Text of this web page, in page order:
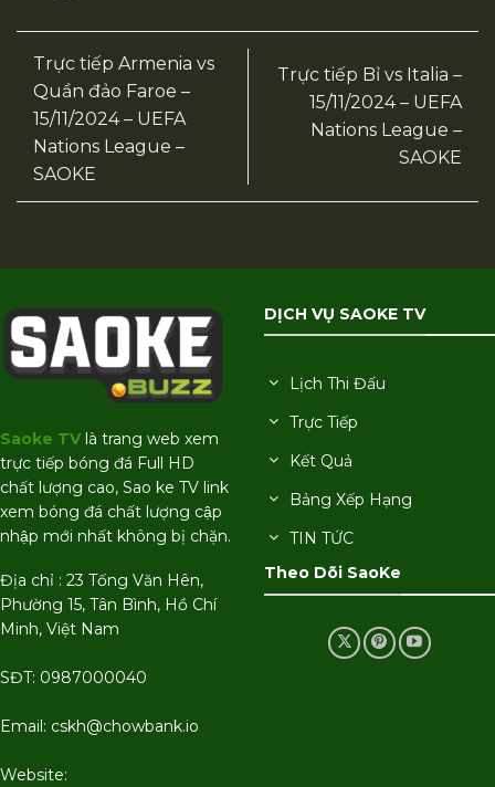
Trực tiếp Armenia vs
Quần đảo Faroe –
15/11/2024 – UEFA
Nations League –
SAOKE
Trực tiếp Bỉ vs Italia –
15/11/2024 – UEFA
Nations League –
SAOKE
Saoke TVlà trang web xem
trực tiếp bóng đá Full HD
chất lượng cao, Sao ke TV link
xem bóng đá chất lượng cập
nhập mới nhất không bị chặn.
Địa chỉ : 23 Tống Văn Hên,
Phường 15, Tân Bình, Hồ Chí
Minh, Việt Nam
SĐT: 0987000040
Email: cskh@chowbank.io
Website:
DỊCH VỤ SAOKE TV
Lịch Thi Đấu
Trực Tiếp
Kết Quả
Bảng Xếp Hạng
TIN TỨC
Theo Dõi SaoKe